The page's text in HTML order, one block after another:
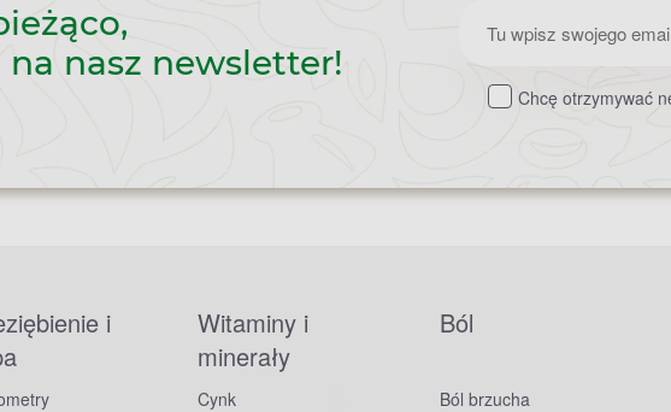
na nasz newsletter!
Zapisz
do
Chcę otrzymywać
i
Witaminy i
minerały
Cynk
Ból
Ból brzucha